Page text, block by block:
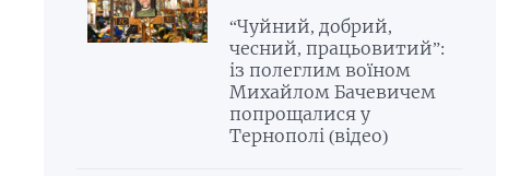
“Чуйний, добрий,
чесний, працьовитий”:
із полеглим воїном
Михайлом Бачевичем
попрощалися у
Тернополі (відео)